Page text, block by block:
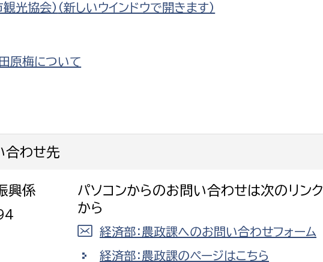
光協会） （新しいウインドウで開きます）
原梅について
合わせ先
興係
パソコンからのお問い合わせは次のリンク
から
経済部：農政課へのお問い合わせフォーム
経済部：農政課のページはこちら